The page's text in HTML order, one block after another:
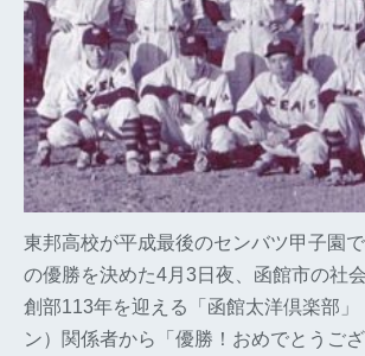
東邦高校が平成最後のセンバツ甲子園
の優勝を決めた4月3日夜、函館市の社
創部113年を迎える「函館太洋倶楽部」
ン）関係者から「優勝！おめでとうご